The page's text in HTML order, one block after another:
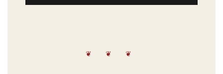
❦ ❦ ❦